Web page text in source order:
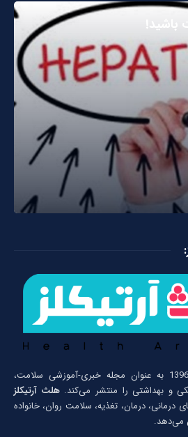
باشید!
از سال 1396 به عنوان مجله خبری-آموزشی سلامت،
و بهداشتی را منتشر می‌کند.هلث آرتیکلز
درمانی، درمان، تغذیه، سلامت روان، خانواده
می‌دهد.